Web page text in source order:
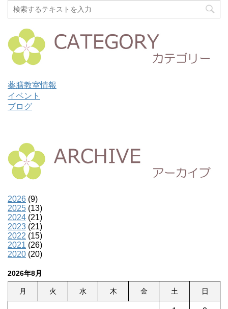
薬膳教室情報
イベント
ブログ
2026 (9)
2025 (13)
2024 (21)
2023 (21)
2022 (15)
2021 (26)
2020 (20)
2026年8月
月 火 水 木 金 土 日